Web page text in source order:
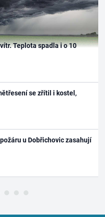
Teplota spadla i o 10
se zřítil i kostel,
u Dobřichovic zasahují